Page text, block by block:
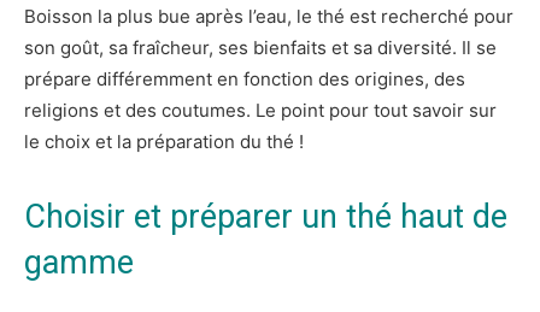
Boisson la plus bue après l’eau, le thé est recherché pour
son goût, sa fraîcheur, ses bienfaits et sa diversité. Il se
prépare différemment en fonction des origines, des
religions et des coutumes. Le point pour tout savoir sur
le choix et la préparation du thé !
Choisir et préparer un thé haut de
gamme